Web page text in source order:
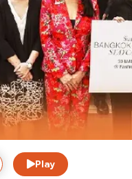
Play